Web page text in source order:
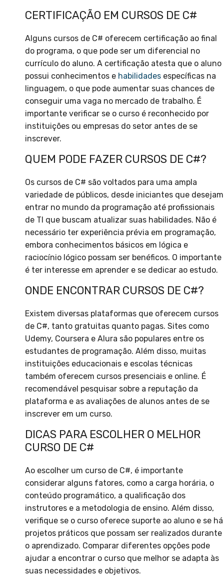
CERTIFICAÇÃO EM CURSOS DE C#
Alguns cursos de C# oferecem certificação ao final
do programa, o que pode ser um diferencial no
currículo do aluno. A certificação atesta que o aluno
possui conhecimentos e habilidades específicas na
linguagem, o que pode aumentar suas chances de
conseguir uma vaga no mercado de trabalho. É
importante verificar se o curso é reconhecido por
instituições ou empresas do setor antes de se
inscrever.
QUEM PODE FAZER CURSOS DE C#?
Os cursos de C# são voltados para uma ampla
variedade de públicos, desde iniciantes que desejam
entrar no mundo da programação até profissionais
de TI que buscam atualizar suas habilidades. Não é
necessário ter experiência prévia em programação,
embora conhecimentos básicos em lógica e
raciocínio lógico possam ser benéficos. O importante
é ter interesse em aprender e se dedicar ao estudo.
ONDE ENCONTRAR CURSOS DE C#?
Existem diversas plataformas que oferecem cursos
de C#, tanto gratuitas quanto pagas. Sites como
Udemy, Coursera e Alura são populares entre os
estudantes de programação. Além disso, muitas
instituições educacionais e escolas técnicas
também oferecem cursos presenciais e online. É
recomendável pesquisar sobre a reputação da
plataforma e as avaliações de alunos antes de se
inscrever em um curso.
DICAS PARA ESCOLHER O MELHOR
CURSO DE C#
Ao escolher um curso de C#, é importante
considerar alguns fatores, como a carga horária, o
conteúdo programático, a qualificação dos
instrutores e a metodologia de ensino. Além disso,
verifique se o curso oferece suporte ao aluno e se há
projetos práticos que possam ser realizados durante
o aprendizado. Comparar diferentes opções pode
ajudar a encontrar o curso que melhor se adapta às
suas necessidades e objetivos.